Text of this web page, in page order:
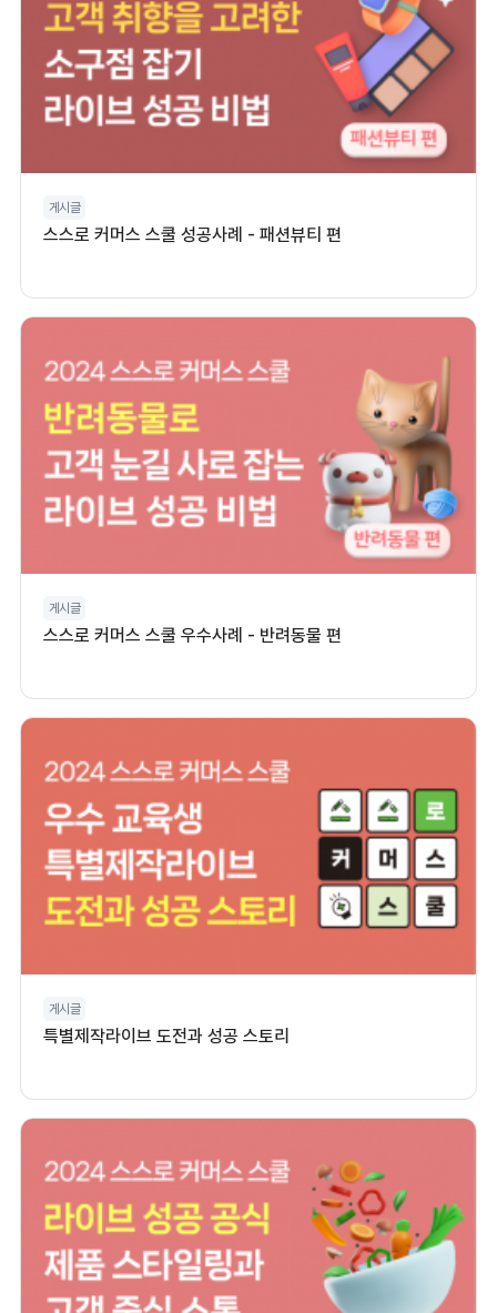
게시글
스스로 커머스 스쿨 성공사례 - 패션뷰티 편
게시글
스스로 커머스 스쿨 우수사례 - 반려동물 편
게시글
특별제작라이브 도전과 성공 스토리